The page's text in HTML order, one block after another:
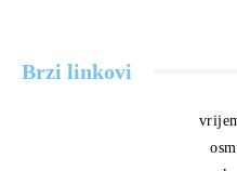
Brzi linkovi